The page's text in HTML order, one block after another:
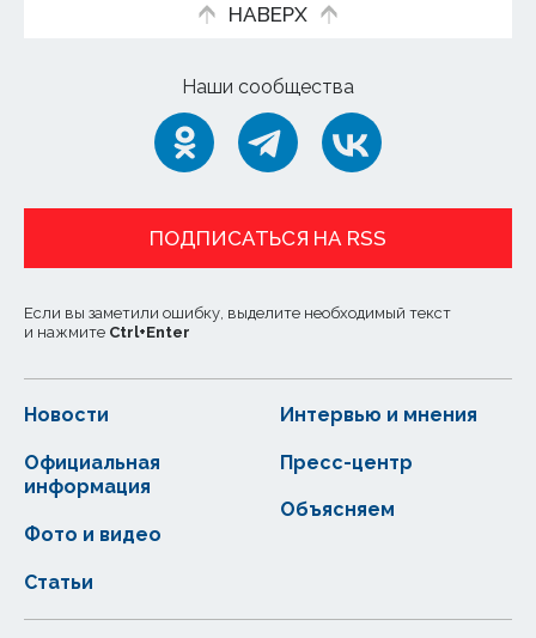
НАВЕРХ
Наши сообщества
ПОДПИСАТЬСЯ НА RSS
Если вы заметили ошибку, выделите необходимый текст
и нажмите Ctrl+Enter
Новости
Статьи
Официальная
информация
Интервью и мнения
Фото и видео
Пресс-центр
Объясняем